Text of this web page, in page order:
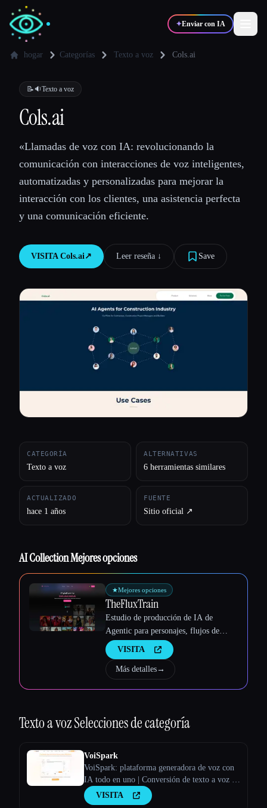
✦Enviar con IA
✍️Escritores
💻
🎓Estudiantes 🎬 Creadores
Comparar herramientas
Todas las categorías
hogar Categorías Texto a voz Cols.ai
📝🔉Texto a voz
Cols.ai
«Llamadas de voz con IA: revolucionando la
comunicación con interacciones de voz inteligentes,
automatizadas y personalizadas para mejorar la
interacción con los clientes, una asistencia perfecta
y una comunicación eficiente.
VISITA Cols.ai↗︎ Leer reseña ↓︎ Save
CATEGORÍA
Texto a voz
ALTERNATIVAS
6 herramientas similares
ACTUALIZADO
hace 1 años
FUENTE
Sitio oficial ↗︎
AI Collection Mejores opciones
★Mejores opciones
TheFluxTrain
Estudio de producción de IA de
Agentic para personajes, flujos de
trabajo y vídeos coherentes
VISITA
Más detalles→
Texto a vozSelecciones de categoría
VoiSpark
VoiSpark: plataforma generadora de voz con
IA todo en uno | Conversión de texto a voz y
clonación de voz
VISITA